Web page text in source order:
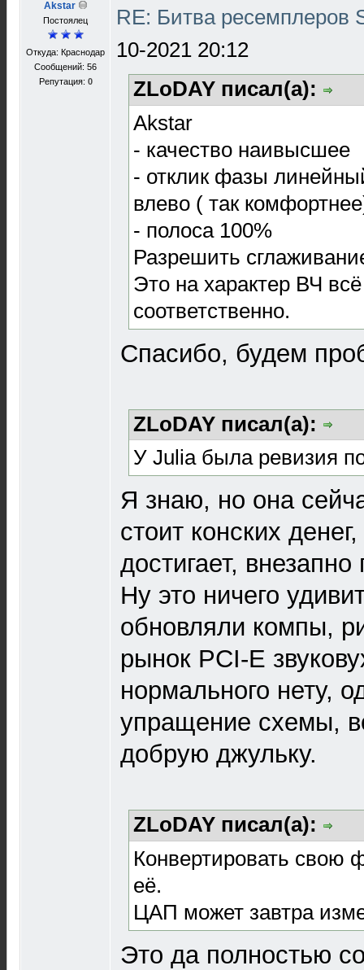
Akstar
Постоялец
Откуда: Краснодар
Сообщений: 56
Репутация: 0
RE: Битва ресемплеров
10-2021 20:12
ZLoDAY писал(а):
Akstar
- качество наивысшее
- отклик фазы
влево ( так
- полоса 100%
Разрешить
Это на характер ВЧ
соответственно.
Спасибо, будем
ZLoDAY писал(а):
У Julia была ревизия
Я знаю, но она
стоит конских
достигает,
Ну это ничего
обновляли компы,
рынок PCI-E
нормального нету,
упращение схемы,
добрую джульку.
ZLoDAY писал(а):
Конвертировать свою
её.
ЦАП может завтра
Это да полностью